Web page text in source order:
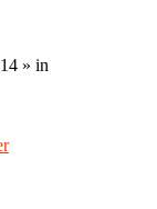
» in